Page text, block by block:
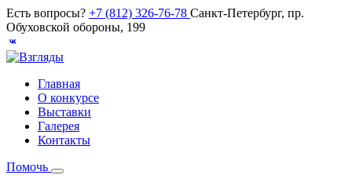
Есть вопросы? +7 (812) 326-76-78 Санкт-Петербург, пр.
Обуховской обороны, 199
Главная
О конкурсе
Выставки
Галерея
Контакты
Помочь